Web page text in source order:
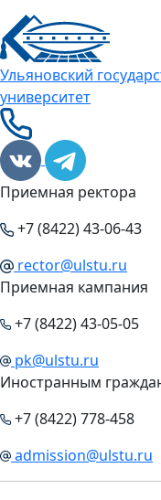
Ульяновский
университет
Приемная ректора
+7 (8422) 43-06-43
rector@ulstu.ru
Приемная кампания
+7 (8422) 43-05-05
pk@ulstu.ru
Иностранным
+7 (8422) 778-458
admission@ulstu.ru